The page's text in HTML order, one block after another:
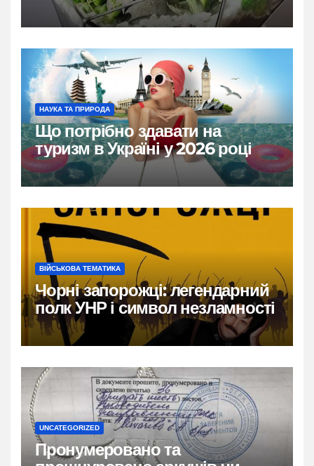
НАУКА ТА ПРИРОДА
Що потрібно здавати на
туризм в Україні у 2026 році
ВІЙСЬКОВА ТЕМАТИКА
Чорні запорожці: легендарний
полк УНР і символ незламності
UNCATEGORIZED
Пронумеровано та